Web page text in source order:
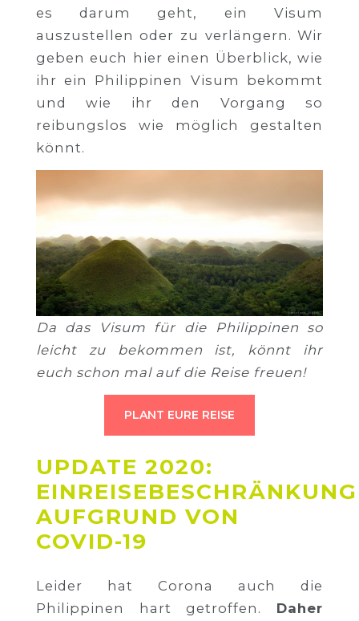
es darum geht, ein Visum
auszustellen oder zu verlängern. Wir
geben euch hier einen Überblick, wie
ihr ein Philippinen Visum bekommt
und wie ihr den Vorgang so
reibungslos wie möglich gestalten
könnt.
Da das Visum für die Philippinen so
leicht zu bekommen ist, könnt ihr
euch schon mal auf die Reise freuen!
PLANT EURE REISE
UPDATE 2020:
AUFGRUND VON
COVID-19
Leider hat Corona auch die
Philippinen hart getroffen. Daher